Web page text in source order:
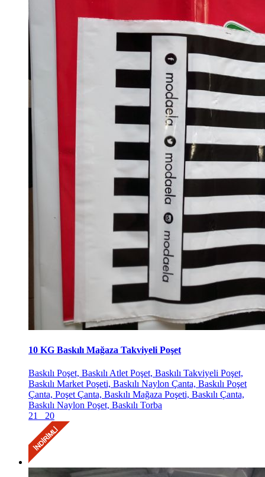
10 KG Baskılı Mağaza Takviyeli Poşet
Baskılı Poşet, Baskılı Atlet Poşet, Baskılı Takviyeli Poşet,
Baskılı Market Poşeti, Baskılı Naylon Çanta, Baskılı Poşet
Çanta, Poşet Çanta, Baskılı Mağaza Poşeti, Baskılı Çanta,
Baskılı Naylon Poşet, Baskılı Torba
21
20